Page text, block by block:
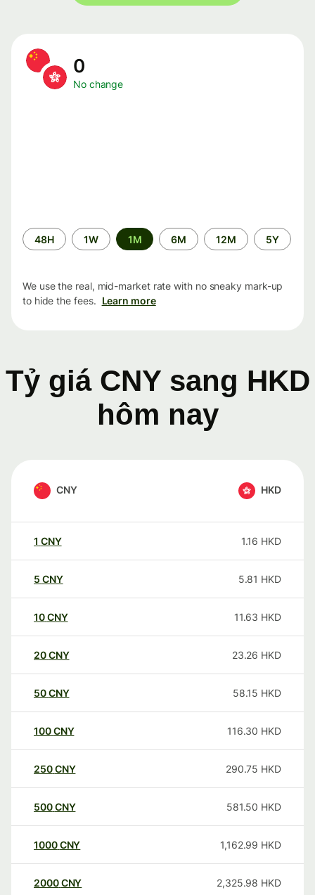
0
No change
Time
period
48H 1W 1M 6M 12M 5Y
We use the real, mid-market rate with no sneaky mark-up
to hide the fees. Learn more
Tỷ giá CNY sang HKD
hôm nay
CNY HKD
1 CNY 1.16 HKD
5 CNY 5.81 HKD
10CNY 11.63 HKD
20CNY 23.26 HKD
50CNY 58.15 HKD
100CNY 116.30 HKD
250CNY 290.75 HKD
500CNY 581.50 HKD
1000CNY 1,162.99 HKD
2000CNY 2,325.98 HKD